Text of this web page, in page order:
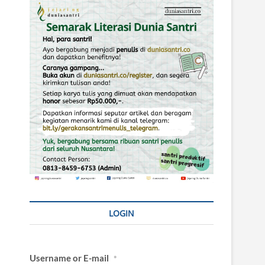
LOGIN
Username or E-mail *